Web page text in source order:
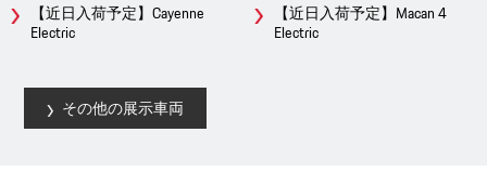
【近日入荷予定】Cayenne
Electric
【近日入荷予定】Macan 4
Electric
その他の展示車両